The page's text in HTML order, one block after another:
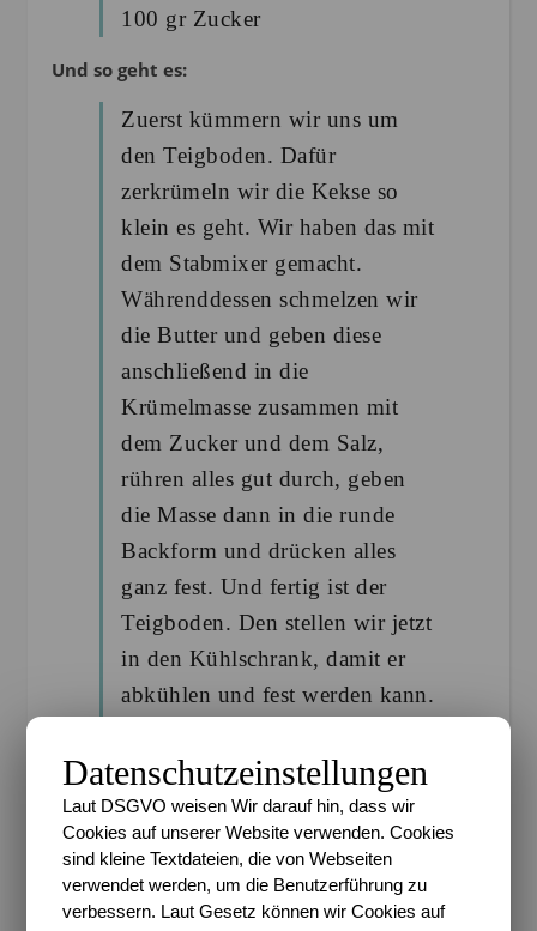
100 gr Zucker
Und so geht es:
Zuerst kümmern wir uns um
den Teigboden. Dafür
zerkrümeln wir die Kekse so
klein es geht. Wir haben das mit
dem Stabmixer gemacht.
Währenddessen schmelzen wir
die Butter und geben diese
anschließend in die
Krümelmasse zusammen mit
dem Zucker und dem Salz,
rühren alles gut durch, geben
die Masse dann in die runde
Backform und drücken alles
ganz fest. Und fertig ist der
Teigboden. Den stellen wir jetzt
in den Kühlschrank, damit er
abkühlen und fest werden kann.
wir uns um die Quarkmasse.
Hierzu waschen und pürieren
wir die Erdbeeren und mischen
den Quark mit dem Zucker.
Datenschutzeinstellungen
Laut DSGVO weisen Wir darauf hin, dass wir
Cookies auf unserer Website verwenden. Cookies
sind kleine Textdateien, die von Webseiten
verwendet werden, um die Benutzerführung zu
verbessern. Laut Gesetz können wir Cookies auf